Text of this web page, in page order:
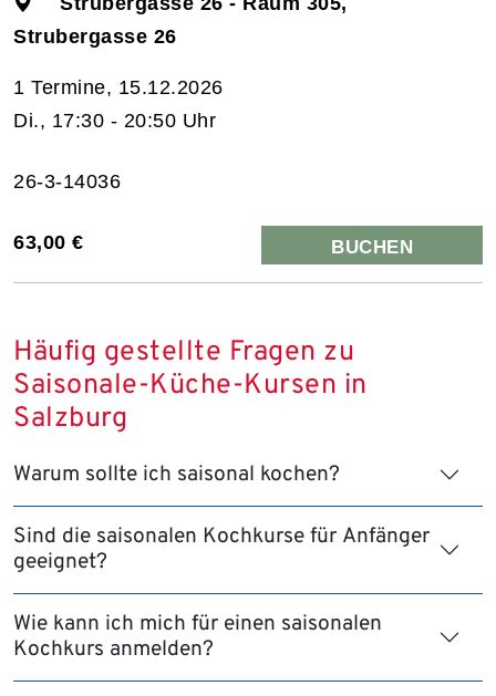
Strubergasse 26
1 Termine, 15.12.2026
Di., 17:30 - 20:50 Uhr
26-3-14036
63,00 € BUCHEN
Häufig gestellte Fragen zu
Saisonale-Küche-Kursen in
Salzburg
Warum sollte ich saisonal kochen?
Sind die saisonalen Kochkurse für Anfänger
geeignet?
Wie kann ich mich für einen saisonalen
Kochkurs anmelden?